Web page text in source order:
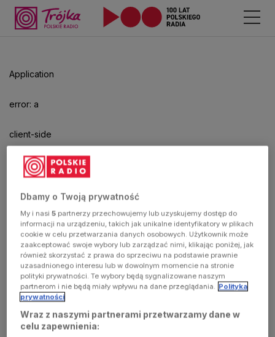
Application
error: a
client-side
exception
has
occurred
(see the
browser
console for
aby
odtwarzać.
Dbamy o Twoją prywatność
My i nasi5 partnerzy przechowujemy lub uzyskujemy dostęp do
informacji na urządzeniu, takich jak unikalne identyfikatory w plikach
cookie w celu przetwarzania danych osobowych. Użytkownik może
zaakceptować swoje wybory lub zarządzać nimi, klikając poniżej, jak
również skorzystać z prawa do sprzeciwu na podstawie prawnie
uzasadnionego interesu lub w dowolnym momencie na stronie
polityki prywatności. Te wybory będą sygnalizowane naszym
partnerom i nie będą miały wpływu na dane przeglądania. Polityka
prywatności
Wraz z naszymi partnerami przetwarzamy dane w
celu zapewnienia: